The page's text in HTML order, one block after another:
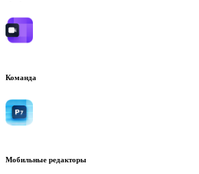
Команда
Мобильные редакторы